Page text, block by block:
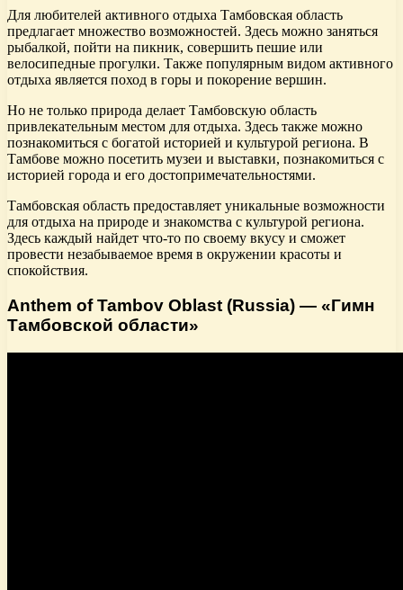
Для любителей активного отдыха Тамбовская область
предлагает множество возможностей. Здесь можно заняться
рыбалкой, пойти на пикник, совершить пешие или
велосипедные прогулки. Также популярным видом активного
отдыха является поход в горы и покорение вершин.
Но не только природа делает Тамбовскую область
привлекательным местом для отдыха. Здесь также можно
познакомиться с богатой историей и культурой региона. В
Тамбове можно посетить музеи и выставки, познакомиться с
историей города и его достопримечательностями.
Тамбовская область предоставляет уникальные возможности
для отдыха на природе и знакомства с культурой региона.
Здесь каждый найдет что-то по своему вкусу и сможет
провести незабываемое время в окружении красоты и
спокойствия.
Anthem of Tambov Oblast (Russia) — «Гимн
Тамбовской области»